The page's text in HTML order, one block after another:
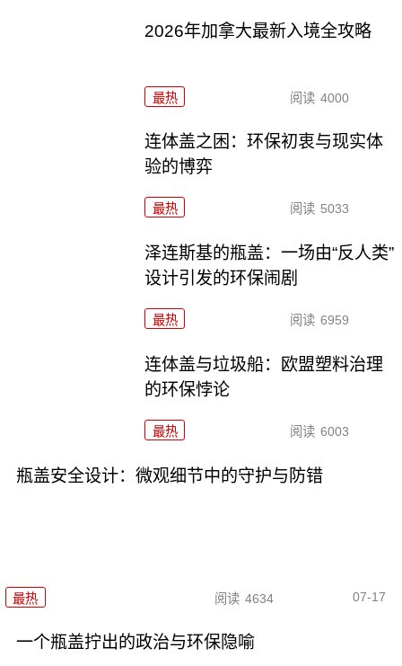
2026年加拿大最新入境全攻略
最热 阅读 4000
连体盖之困：环保初衷与现实体
验的博弈
最热 阅读 5033
泽连斯基的瓶盖：一场由“反人类”
设计引发的环保闹剧
最热 阅读 6959
连体盖与垃圾船：欧盟塑料治理
的环保悖论
最热 阅读 6003
瓶盖安全设计：微观细节中的守护与防错
最热 阅读 4634 07-17
一个瓶盖拧出的政治与环保隐喻